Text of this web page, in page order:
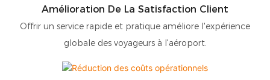
Amélioration De La Satisfaction Client
Offrir un service rapide et pratique améliore l'expérience
globale des voyageurs à l'aéroport.